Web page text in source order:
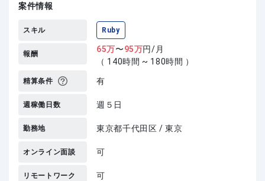
案件情報
スキル Ruby
報酬 65万〜95万円/月
（ 140時間 ~ 180時間 ）
精算条件 有
週稼働日数 週５日
勤務地 東京都千代田区 / 東京
オンライン面談 可
リモートワーク 可